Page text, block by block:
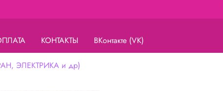
КОНТАКТЫ ВКонтакте (VK)
ЭЛЕКТРИКА и др)